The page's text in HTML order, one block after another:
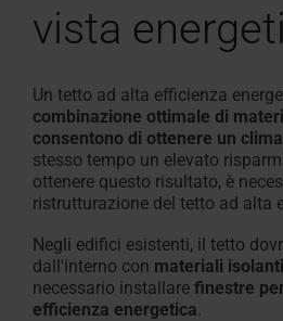
vista
Un tetto ad alta efficienza
combinazione ottimale di
consentono di ottenere un
stesso tempo un elevato
ottenere questo risultato, è
ristrutturazione del tetto ad alta
Negli edifici esistenti, il tetto
dall'interno con materiali
necessario installare finestre
efficienza energetica.